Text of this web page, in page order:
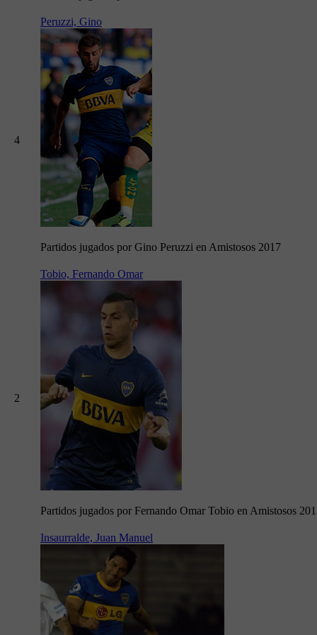
4
Peruzzi, Gino
Partidos jugados por Gino Peruzzi en Amistosos 2017
2
Tobio, Fernando Omar
Partidos jugados por Fernando Omar Tobio en Amistosos
Insaurralde, Juan Manuel